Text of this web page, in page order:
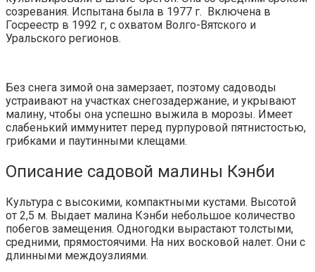
созревания. Испытана была в 1977 г. Включена в
Госреестр в 1992 г, с охватом Волго-Вятского и
Уральского регионов.
Без снега зимой она замерзает, поэтому садоводы
устраивают на участках снегозадержание, и укрывают
малину, чтобы она успешно выжила в морозы. Имеет
слабенький иммунитет перед пурпуровой пятнистостью,
грибками и паутинными клещами.
Описание садовой малины Кэнби
Культура с высокими, компактными кустами. Высотой
от 2,5 м. Выдает малина Кэнби небольшое количество
побегов замещения. Одногодки вырастают толстыми,
средними, прямостоячими. На них восковой налет. Они с
длинными междоузлиями.